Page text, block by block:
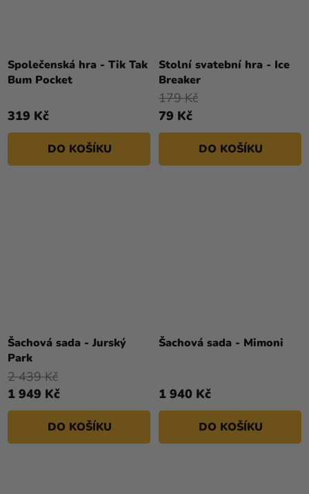
Společenská hra - Tik Tak
Bum Pocket
319 Kč
DO KOŠÍKU
Stolní svatební hra - Ice
Breaker
79 Kč
179 Kč
DO KOŠÍKU
Šachová sada - Jurský
Park
1 949 Kč
2 439 Kč
DO KOŠÍKU
Šachová sada - Mimoni
1 940 Kč
DO KOŠÍKU